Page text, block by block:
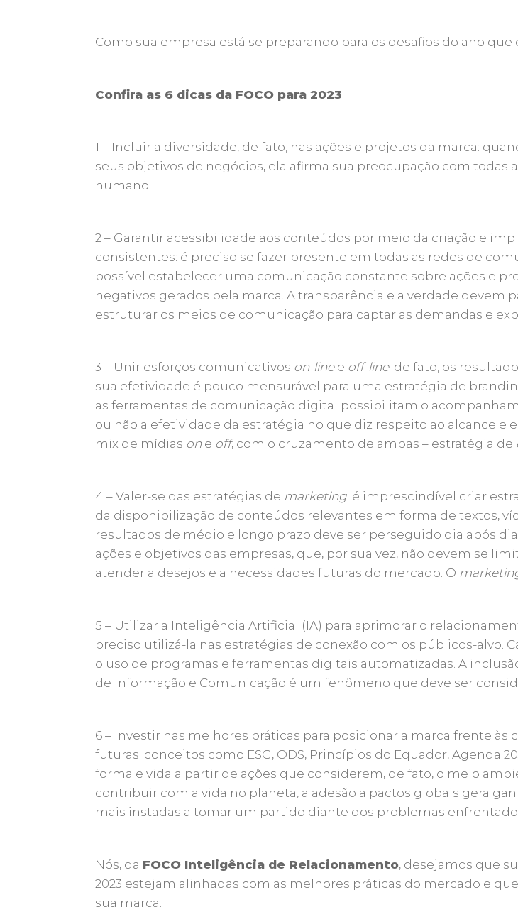
Como sua empresa está se preparando para os desafios do ano que
Confira as 6 dicas da FOCO para 2023:
1 – Incluir a diversidade, de fato, nas ações e projetos da marca:
seus objetivos de negócios, ela afirma sua preocupação com
humano.
2 – Garantir acessibilidade aos conteúdos por meio da criação e
consistentes: é preciso se fazer presente em todas as redes de
possível estabelecer uma comunicação constante sobre ações e
negativos gerados pela marca. A transparência e a verdade devem
estruturar os meios de comunicação para captar as demandas e
3 – Unir esforços comunicativos on-linee off-line: de fato, os
sua efetividade é pouco mensurável para uma estratégia de
as ferramentas de comunicação digital possibilitam o
ou não a efetividade da estratégia no que diz respeito ao alcance
mix de mídias one off, com o cruzamento de ambas – estratégia de
4 – Valer-se das estratégias de marketing: é imprescindível criar
da disponibilização de conteúdos relevantes em forma de textos,
resultados de médio e longo prazo deve ser perseguido dia após
ações e objetivos das empresas, que, por sua vez, não devem se
atender a desejos e a necessidades futuras do mercado. O
5 – Utilizar a Inteligência Artificial (IA) para aprimorar o
preciso utilizá-la nas estratégias de conexão com os públicos-alvo.
o uso de programas e ferramentas digitais automatizadas. A
de Informação e Comunicação é um fenômeno que deve ser
6 – Investir nas melhores práticas para posicionar a marca frente
futuras: conceitos como ESG, ODS, Princípios do Equador, Agenda
forma e vida a partir de ações que considerem, de fato, o meio
contribuir com a vida no planeta, a adesão a pactos globais gera
mais instadas a tomar um partido diante dos problemas
Nós, da FOCO Inteligência de Relacionamento, desejamos que
2023 estejam alinhadas com as melhores práticas do mercado e
sua marca.